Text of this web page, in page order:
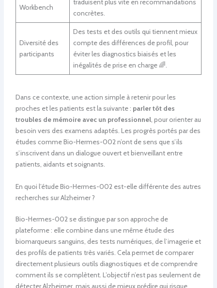
Workbench
traduisent plus vite en recommandations
concrètes.
Diversité des
participants
Des tests et des outils qui tiennent mieux
compte des différences de profil, pour
éviter les diagnostics biaisés et les
inégalités de prise en charge 🌈.
Dans ce contexte, une action simple à retenir pour les
proches et les patients est la suivante : parler tôt des
troubles de mémoire avec un professionnel, pour orienter au
besoin vers des examens adaptés. Les progrès portés par des
études comme Bio-Hermes-002 n’ont de sens que s’ils
s’inscrivent dans un dialogue ouvert et bienveillant entre
patients, aidants et soignants.
En quoi l’étude Bio-Hermes-002 est-elle différente des autres
recherches sur Alzheimer ?
Bio-Hermes-002 se distingue par son approche de
plateforme : elle combine dans une même étude des
biomarqueurs sanguins, des tests numériques, de l’imagerie et
des profils de patients très variés. Cela permet de comparer
directement plusieurs outils diagnostiques et de comprendre
comment ils se complètent. L’objectif n’est pas seulement de
détecter Alzheimer, mais aussi de mieux prédire qui risque